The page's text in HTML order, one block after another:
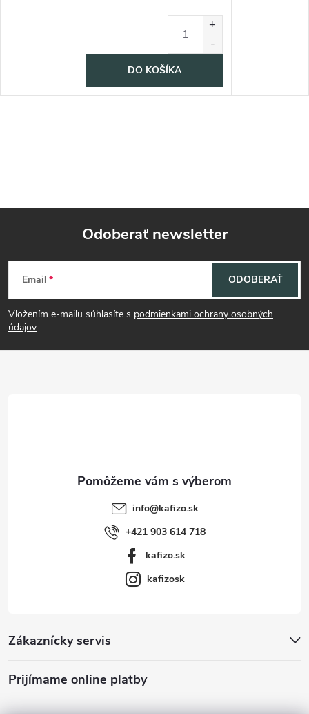
DO KOŠÍKA
Z
á
p
Odoberať newsletter
Email
Vložením e-mailu súhlasíte s podmienkami ochrany osobných
údajov
ODOBERAŤ
Zákaznícky servis
Prijímame online platby
info@kafizo.sk
+421 903 614 718
kafizo.sk
kafizosk